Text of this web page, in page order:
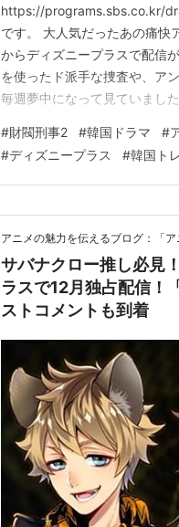
https://programs.sbs.co.kr/
です。 大人気だったあの痛快
からディズニープラスで配信
を使ったド派手な捜査や、ア
毎週夢中になって見ていまし
今からワクワクが止まりませ
#財閥刑事2 #韓国ドラマ #
#ディズニープラス #韓国ト
アニメの魅力を伝えるブログ：「
サバナクロー推し必見
ラスで12月独占配信！
ストコメントも到着